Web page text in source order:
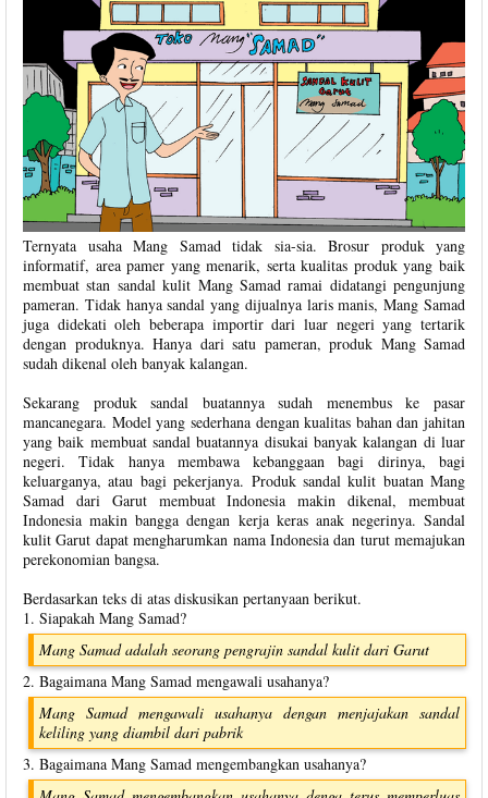
Ternyata usaha Mang Samad tidak sia-sia. Brosur produk yang
informatif, area pamer yang menarik, serta kualitas produk yang baik
membuat stan sandal kulit Mang Samad ramai didatangi pengunjung
pameran. Tidak hanya sandal yang dijualnya laris manis, Mang Samad
juga didekati oleh beberapa importir dari luar negeri yang tertarik
dengan produknya. Hanya dari satu pameran, produk Mang Samad
sudah dikenal oleh banyak kalangan.
Sekarang produk sandal buatannya sudah menembus ke pasar
mancanegara. Model yang sederhana dengan kualitas bahan dan jahitan
yang baik membuat sandal buatannya disukai banyak kalangan di luar
negeri. Tidak hanya membawa kebanggaan bagi dirinya, bagi
keluarganya, atau bagi pekerjanya. Produk sandal kulit buatan Mang
Samad dari Garut membuat Indonesia makin dikenal, membuat
Indonesia makin bangga dengan kerja keras anak negerinya. Sandal
kulit Garut dapat mengharumkan nama Indonesia dan turut memajukan
perekonomian bangsa.
Berdasarkan teks di atas diskusikan pertanyaan berikut.
1. Siapakah Mang Samad?
Mang Samad adalah seorang pengrajin sandal kulit dari Garut
2. Bagaimana Mang Samad mengawali usahanya?
Mang Samad mengawali usahanya dengan menjajakan sandal
keliling yang diambil dari pabrik
3. Bagaimana Mang Samad mengembangkan usahanya?